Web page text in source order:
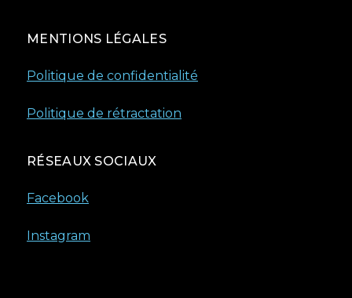
MENTIONS LÉGALES
Politique de confidentialité
Politique de rétractation
RÉSEAUX SOCIAUX
Facebook
Instagram